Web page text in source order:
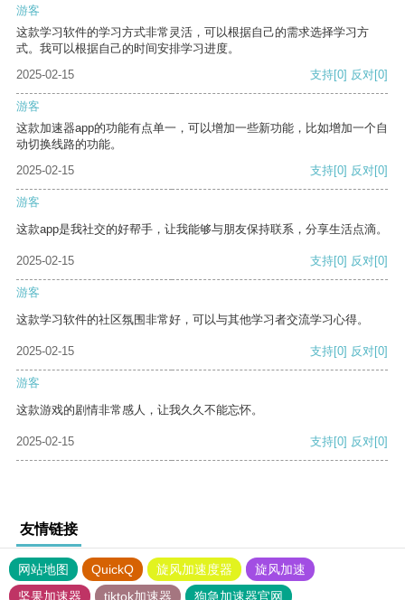
游客
这款学习软件的学习方式非常灵活，可以根据自己的需求选择学习方
式。我可以根据自己的时间安排学习进度。
2025-02-15
支持[0] 反对[0]
游客
这款加速器app的功能有点单一，可以增加一些新功能，比如增加一个自
动切换线路的功能。
2025-02-15
支持[0] 反对[0]
游客
这款app是我社交的好帮手，让我能够与朋友保持联系，分享生活点滴。
2025-02-15 支持[0] 反对[0]
游客
这款学习软件的社区氛围非常好，可以与其他学习者交流学习心得。
2025-02-15 支持[0] 反对[0]
游客
这款游戏的剧情非常感人，让我久久不能忘怀。
2025-02-15 支持[0] 反对[0]
友情链接
网站地图 QuickQ 旋风加速度器
旋风加速
坚果加速器
tiktok加速器 狗急加速器官网